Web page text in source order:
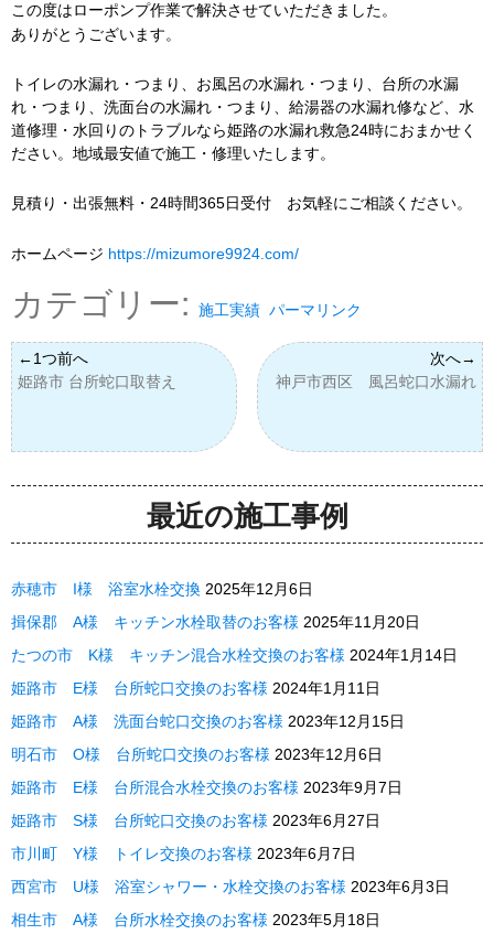
この度はローポンプ作業で解決させていただきました。
ありがとうございます。
トイレの水漏れ・つまり、お風呂の水漏れ・つまり、台所の水漏
れ・つまり、洗面台の水漏れ・つまり、給湯器の水漏れ修など、水
道修理・水回りのトラブルなら姫路の水漏れ救急24時におまかせく
ださい。地域最安値で施工・修理いたします。
見積り・出張無料・24時間365日受付 お気軽にご相談ください。
ホームページ https://mizumore9924.com/
カテゴリー: 施工実績 パーマリンク
姫路市 台所蛇口取替え 神戸市西区 風呂蛇口水漏れ
最近の施工事例
赤穂市 I様 浴室水栓交換 2025年12月6日
揖保郡 A様 キッチン水栓取替のお客様 2025年11月20日
たつの市 K様 キッチン混合水栓交換のお客様 2024年1月14日
姫路市 E様 台所蛇口交換のお客様 2024年1月11日
姫路市 A様 洗面台蛇口交換のお客様 2023年12月15日
明石市 O様 台所蛇口交換のお客様 2023年12月6日
姫路市 E様 台所混合水栓交換のお客様 2023年9月7日
姫路市 S様 台所蛇口交換のお客様 2023年6月27日
市川町 Y様 トイレ交換のお客様 2023年6月7日
西宮市 U様 浴室シャワー・水栓交換のお客様 2023年6月3日
相生市 A様 台所水栓交換のお客様 2023年5月18日